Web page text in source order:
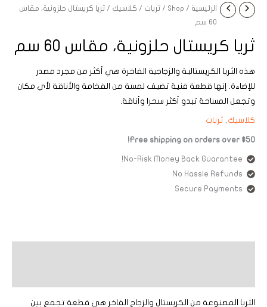
الرئيسية /
Shop
/ثريات / كلاسيك / ثريا كريستال حلزونية، مقاس
60 سم
ثريا كريستال حلزونية، مقاس 60 سم
هذه الثريا الكريستالية والزجاجية الفاخرة هي أكثر من مجرد مصدر
للإضاءة. إنها قطعة فنية تضيف لمسة من الفخامة والأناقة لأي مكان
وتجعل المساحة تبدو أكثر سحرا وأناقة.
كلاسيك, ثريات
Free shipping on orders over $50!
No-Risk Money Back Guarantee!
No Hassle Refunds
Secure Payments
الثريا المصنوعة من الكريستال والزجاج الفاخر هي قطعة تجمع بين